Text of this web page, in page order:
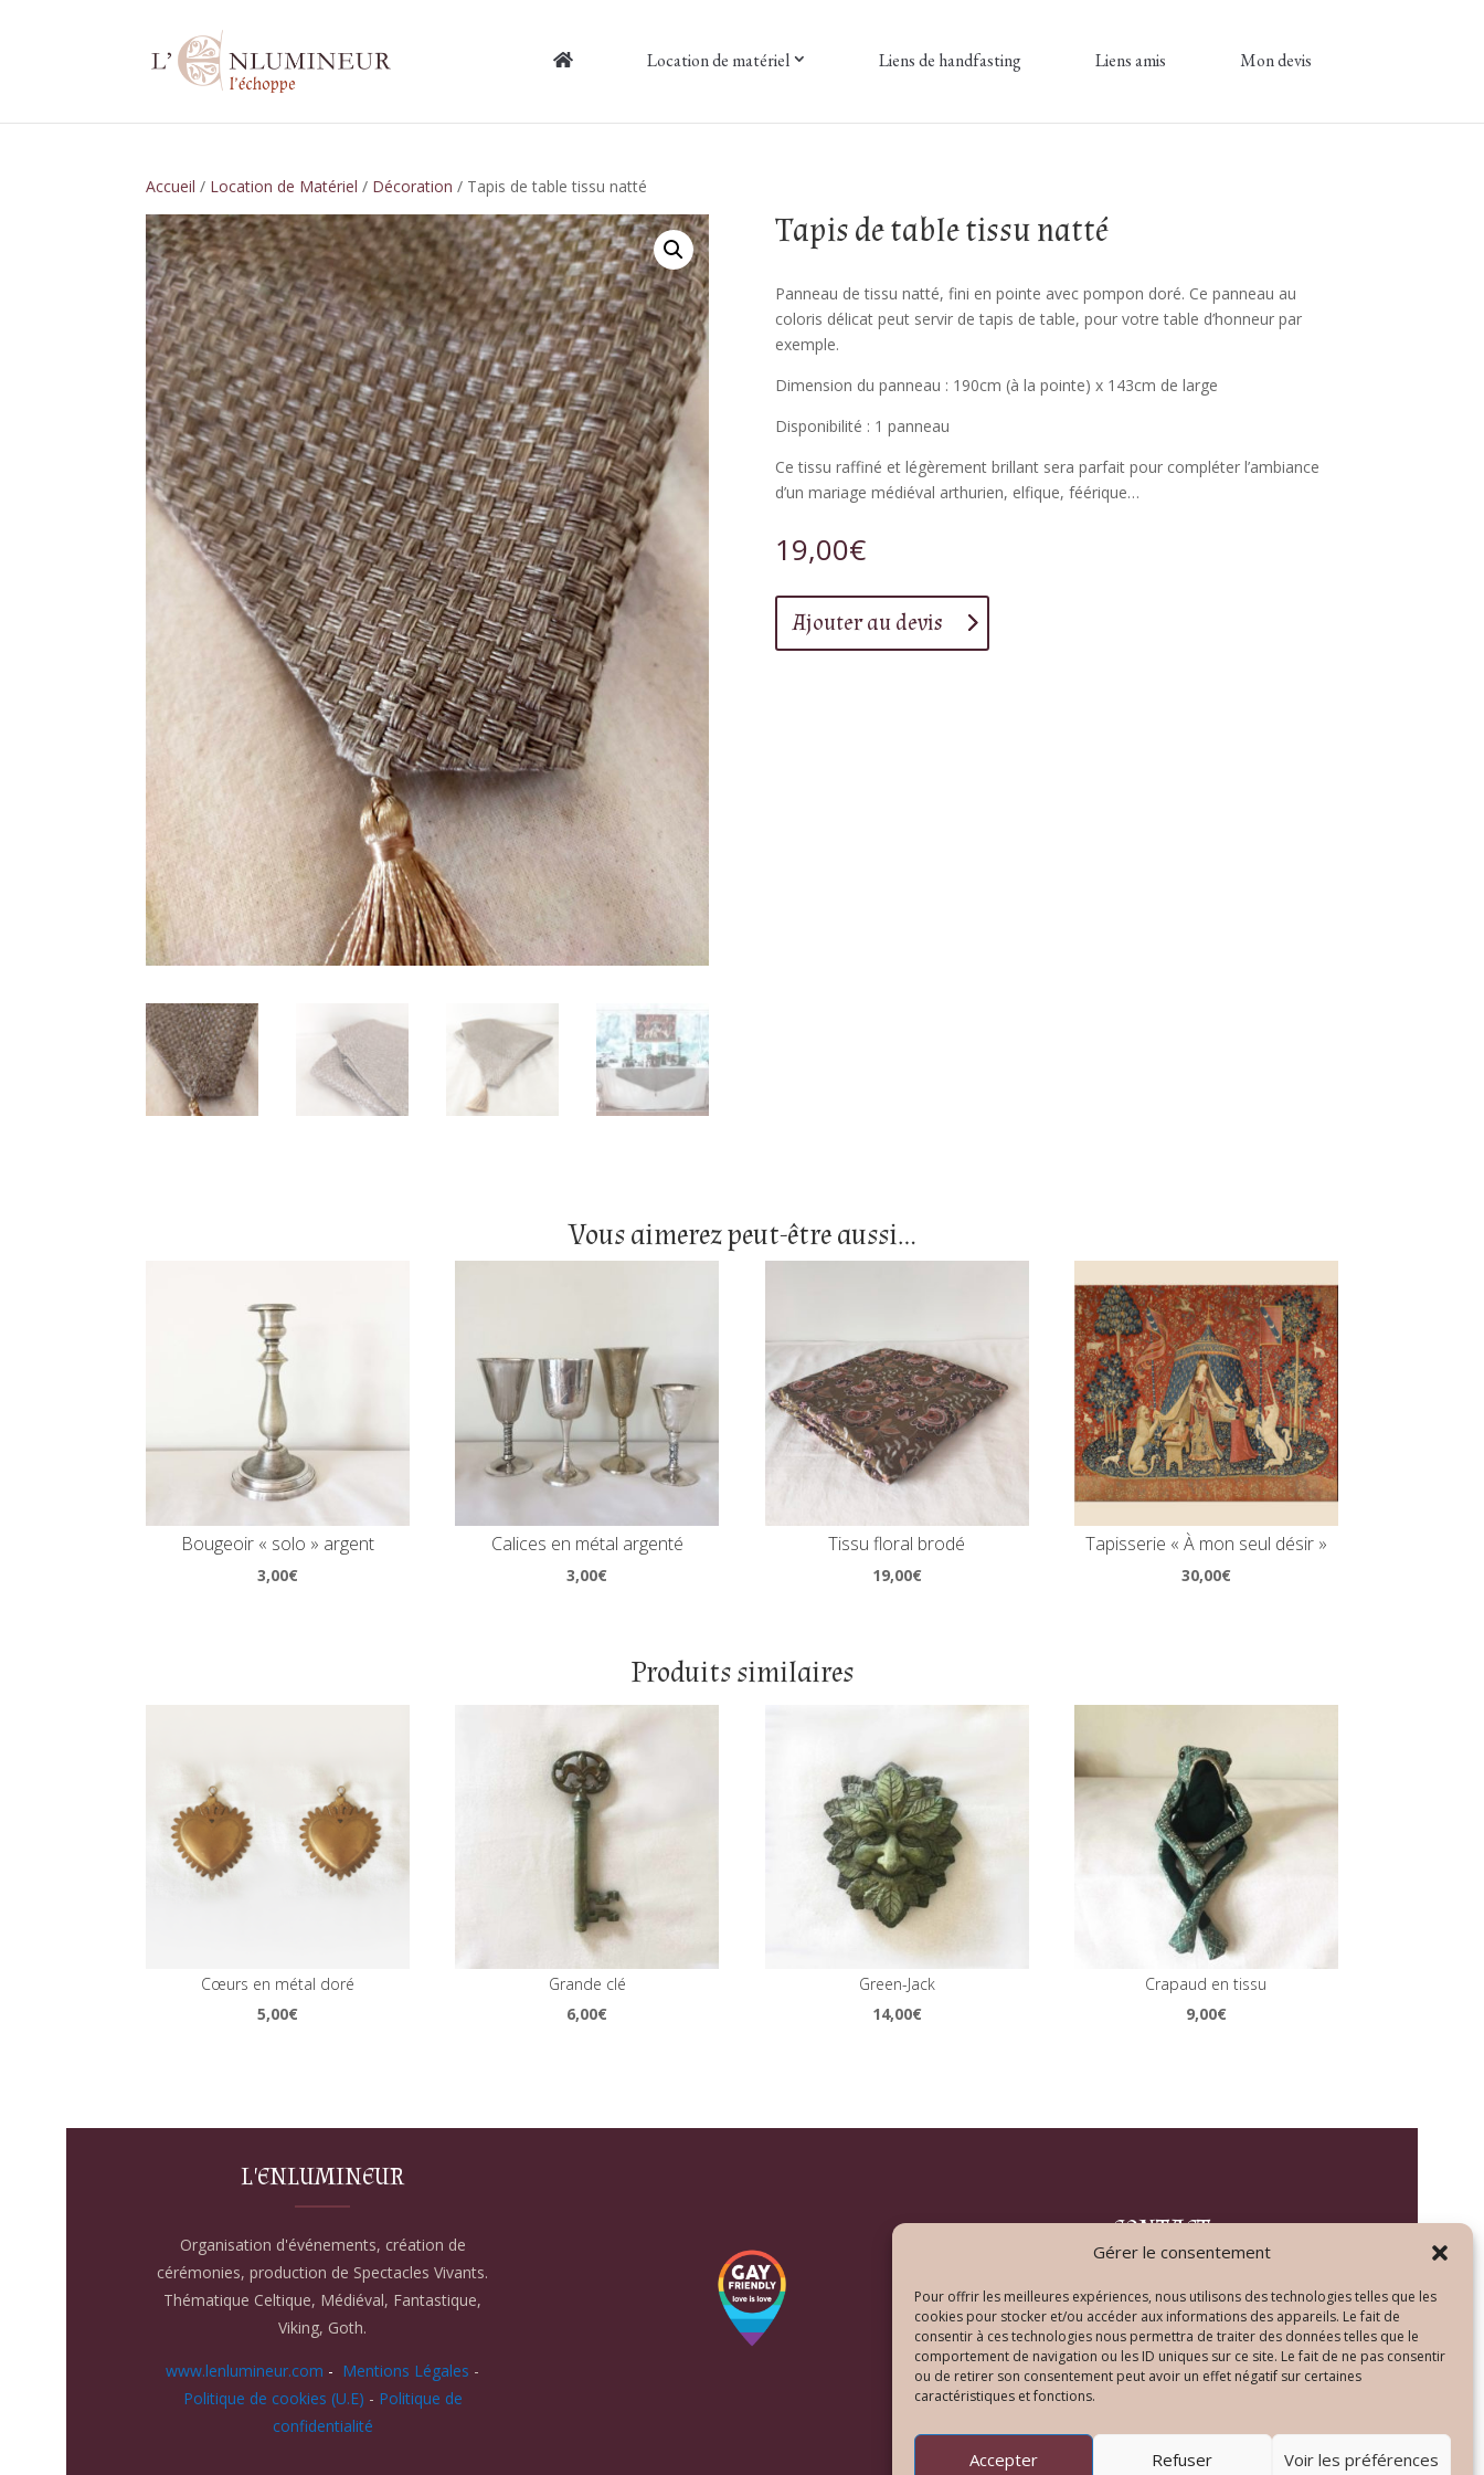
Gérer le consentement
Pour offrir les meilleures expériences, nous utilisons des technologies telles que les
cookies pour stocker et/ou accéder aux informations des appareils. Le fait de
consentir à ces technologies nous permettra de traiter des données telles que le
comportement de navigation ou les ID uniques sur ce site. Le fait de ne pas consentir
ou de retirer son consentement peut avoir un effet négatif sur certaines
caractéristiques et fonctions.
Accepter Refuser Voir les préférences
Location de matériel Liens de handfasting Liens amis Mon devis
Accueil / Location de Matériel / Décoration / Tapis de table tissu natté
Tapis de table tissu natté
Panneau de tissu natté, fini en pointe avec pompon doré. Ce panneau au
coloris délicat peut servir de tapis de table, pour votre table d’honneur par
exemple.
Dimension du panneau : 190cm (à la pointe) x 143cm de large
Disponibilité : 1 panneau
Ce tissu raffiné et légèrement brillant sera parfait pour compléter l’ambiance
d’un mariage médiéval arthurien, elfique, féérique…
19,00€
Ajouter au devis
Vous aimerez peut-être aussi…
Bougeoir « solo » argent
3,00€
Calices en métal argenté
3,00€
Tissu floral brodé
19,00€
Tapisserie « À mon seul désir »
30,00€
Produits similaires
Cœurs en métal doré
5,00€
Grande clé
6,00€
Green-Jack
14,00€
Crapaud en tissu
9,00€
L'ENLUMINEUR
Organisation d'événements, création de
cérémonies, production de Spectacles Vivants.
Thématique Celtique, Médiéval, Fantastique,
Viking, Goth.
www.lenlumineur.com - Mentions Légales -
Politique de cookies (U.E) - Politique de
confidentialité
CONTACT
Tél : +33 (0)9 72 15 58 79
contact@lenlumineur.com
Lundi au vendredi
de 10h00 à 20h00